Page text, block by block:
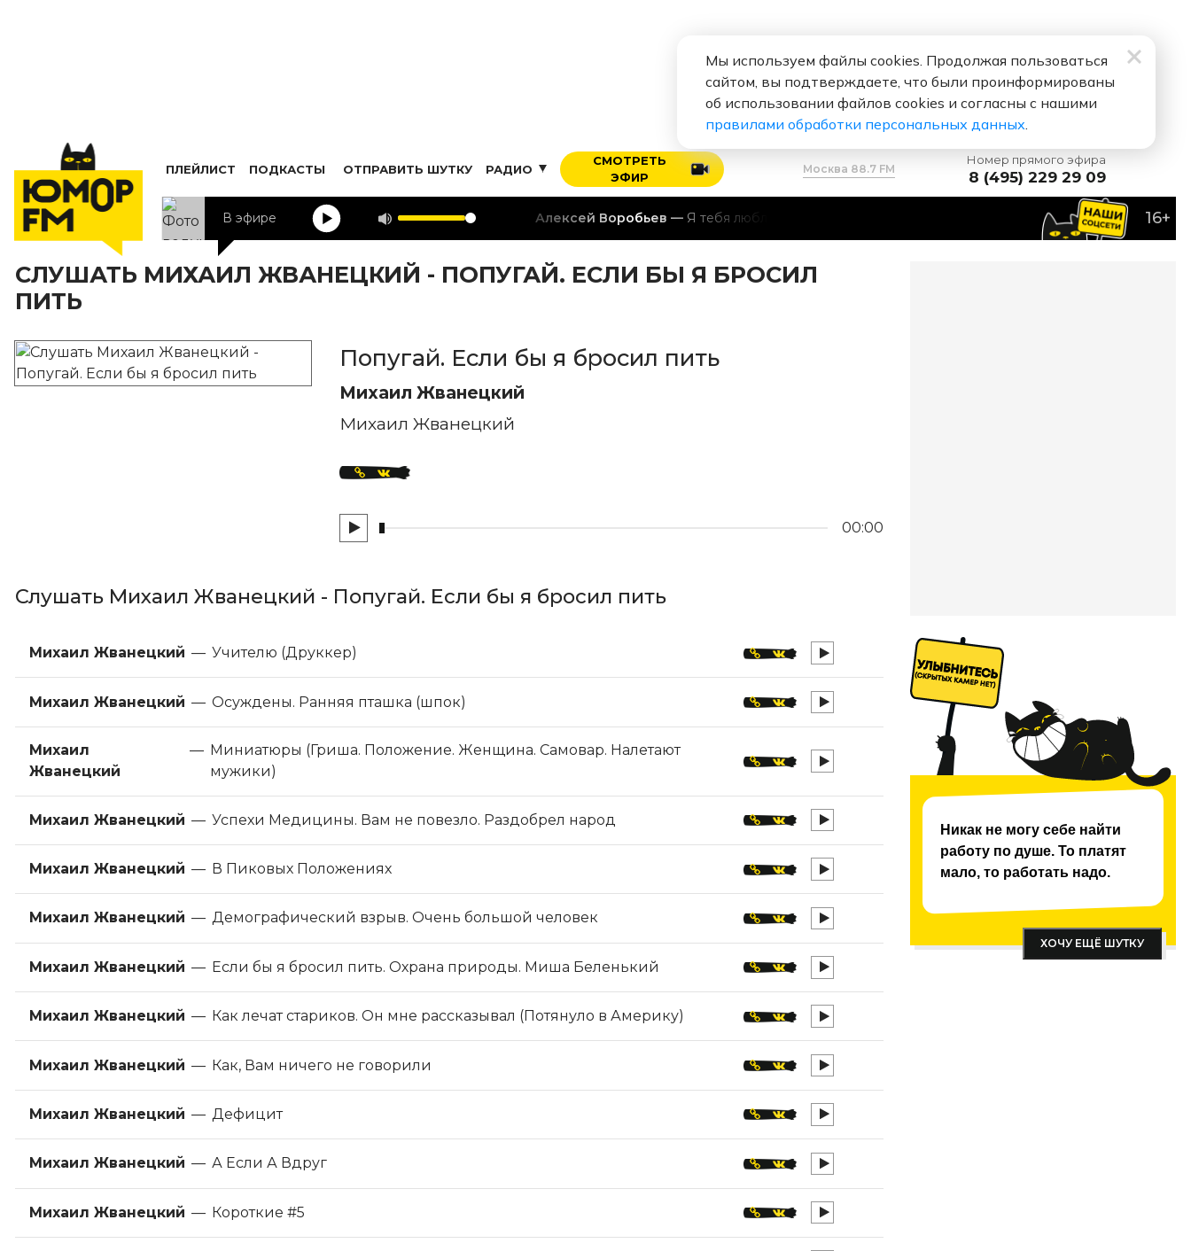
ПЛЕЙЛИСТ ПОДКАСТЫ ОТПРАВИТЬ ШУТКУ РАДИО
СМОТРЕТЬ
ЭФИР
Москва 88.7 FM
Номер прямого эфира
8 (495) 229 29 09
В эфире Алексей Воробьев Я тебя люблю 16+
СЛУШАТЬ МИХАИЛ ЖВАНЕЦКИЙ - ПОПУГАЙ. ЕСЛИ БЫ Я БРОСИЛ
ПИТЬ
Попугай. Если бы я бросил пить
Михаил Жванецкий
Михаил Жванецкий
00:00
Слушать Михаил Жванецкий - Попугай. Если бы я бросил пить
Михаил Жванецкий — Учителю (Друккер)
Михаил Жванецкий — Осуждены. Ранняя пташка (шпок)
Михаил
Жванецкий
— Миниатюры (Гриша. Положение. Женщина. Самовар. Налетают
мужики)
Михаил Жванецкий — Успехи Медицины. Вам не повезло. Раздобрел народ
Михаил Жванецкий — В Пиковых Положениях
Михаил Жванецкий — Демографический взрыв. Очень большой человек
Михаил Жванецкий — Если бы я бросил пить. Охрана природы. Миша Беленький
Михаил Жванецкий — Как лечат стариков. Он мне рассказывал (Потянуло в Америку)
Михаил Жванецкий — Как, Вам ничего не говорили
Михаил Жванецкий — Дефицит
Михаил Жванецкий — А Если А Вдруг
Михаил Жванецкий — Короткие #5
Никак не могу себе найти
работу по душе. То платят
мало, то работать надо.
ХОЧУ ЕЩЁ ШУТКУ
Мы используем файлы cookies. Продолжая пользоваться
сайтом, вы подтверждаете, что были проинформированы
об использовании файлов cookies и согласны с нашими
правилами обработки персональных данных.